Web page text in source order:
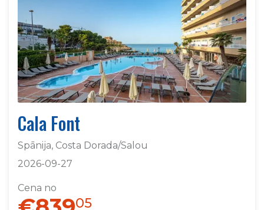
Cala Font
Spānija, Costa Dorada/Salou
2026-09-27
Cena no
05